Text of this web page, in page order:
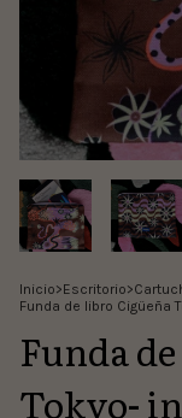
Inicio>Escritorio>
Funda de libro Cigüeña
Funda
Tokyo-